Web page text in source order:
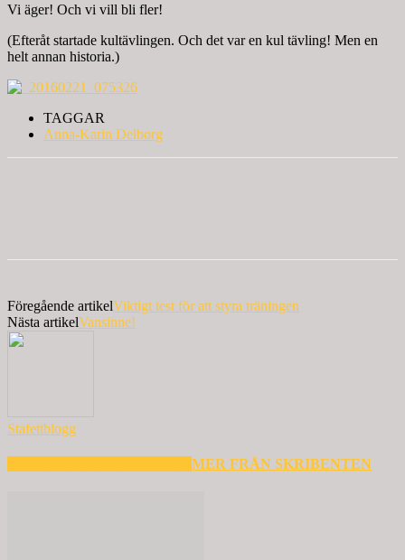
Vi äger! Och vi vill bli fler!
(Efteråt startade kultävlingen. Och det var en kul tävling! Men en
helt annan historia.)
TAGGAR
Anna-Karin Delborg
Föregående artikelViktigt test för att styra träningen
Nästa artikelVansinne!
Stafettblogg
MER FRÅN SKRIBENTEN